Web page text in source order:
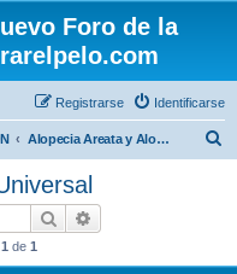
Foro de la
Identificarse
Registrarse
Alopecia Areata y Alopecia Universal
Buscar
1 de 1